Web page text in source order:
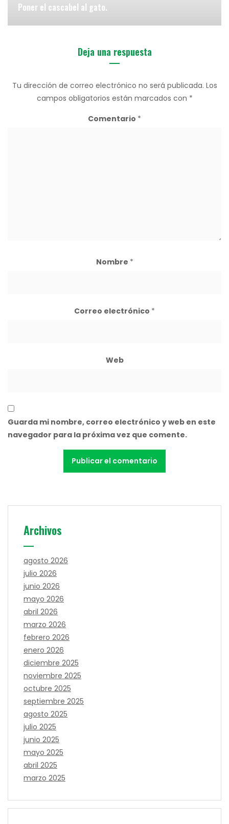
Poner el cascabel al gato.
Deja una respuesta
Tu dirección de correo electrónico no será publicada. Los
campos obligatorios están marcados con *
Comentario *
Nombre *
Correo electrónico *
Web
Guarda mi nombre, correo electrónico y web en este
navegador para la próxima vez que comente.
Archivos
agosto 2026
julio 2026
junio 2026
mayo 2026
abril 2026
marzo 2026
febrero 2026
enero 2026
diciembre 2025
noviembre 2025
octubre 2025
septiembre 2025
agosto 2025
julio 2025
junio 2025
mayo 2025
abril 2025
marzo 2025